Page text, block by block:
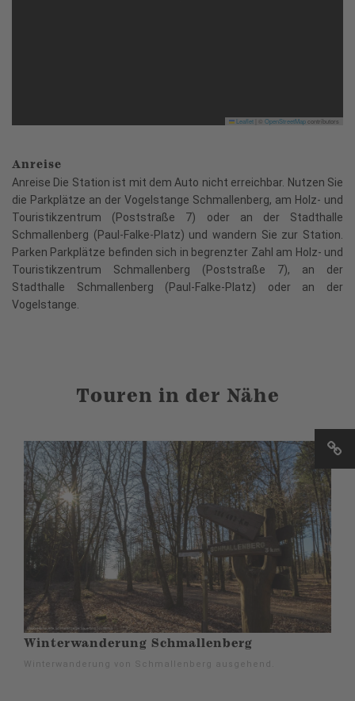
Leaflet OpenStreetMapcontributors
Anreise
Anreise Die Station ist mit dem Auto nicht erreichbar. Nutzen Sie
die Parkplätze an der Vogelstange Schmallenberg, am Holz- und
Touristikzentrum (Poststraße 7) oder an der Stadthalle
Schmallenberg (Paul-Falke-Platz) und wandern Sie zur Station.
Parken Parkplätze befinden sich in begrenzter Zahl am Holz- und
Touristikzentrum Schmallenberg (Poststraße 7), an der
Stadthalle Schmallenberg (Paul-Falke-Platz) oder an der
Vogelstange.
Touren in der Nähe
Winterwanderung Schmallenberg
Winterwanderung von Schmallenberg ausgehend.